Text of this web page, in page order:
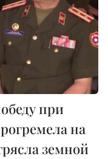
при
на
земной